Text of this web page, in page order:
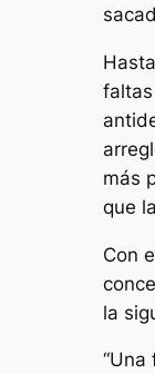
más
que
Con
la